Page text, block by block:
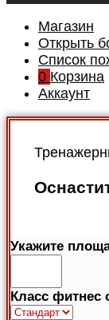
Магазин
Открыть
Список
0 Корзина
Аккаунт
Укажите
Класс фитнес